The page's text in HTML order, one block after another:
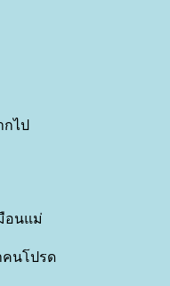
ไป
อนแม่
คนโปรด